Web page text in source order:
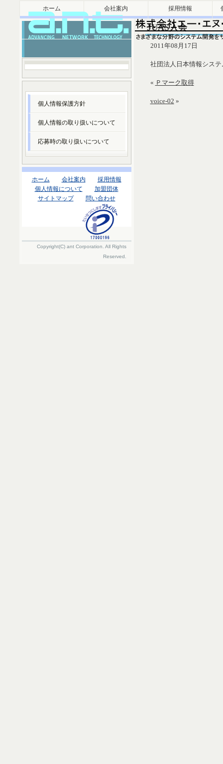
ホーム 会社案内 採用情報
JUAS入会
2011年08月17日
社団法人日本情報シス
« Ｐマーク取得
voice-02 »
個人情報保護方針
個人情報の取り扱いについて
応募時の取り扱いについて
ホーム 会社案内
採用情報
個人情報について
加盟団体
サイトマップ
問い合わせ
Copyright(C) ant Corporation. All Rights
Reserved.